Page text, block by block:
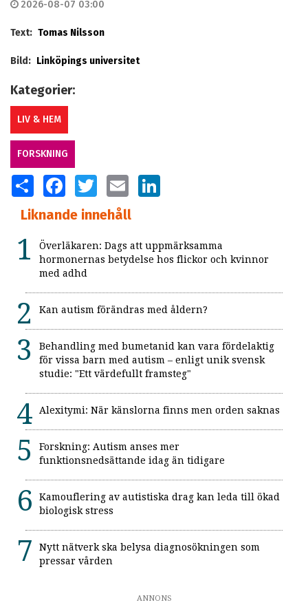
2026-08-07 03:00
Text: Tomas Nilsson
Bild: Linköpings universitet
Kategorier:
LIV & HEM
FORSKNING
SHARE FACEBOOKTWITTER EMAIL
Liknande innehåll
Överläkaren: Dags att uppmärksamma
hormonernas betydelse hos flickor och kvinnor
med adhd
Kan autism förändras med åldern?
Behandling med bumetanid kan vara fördelaktig
för vissa barn med autism – enligt unik svensk
studie: "Ett värdefullt framsteg"
Alexitymi: När känslorna finns men orden saknas
Forskning: Autism anses mer
funktionsnedsättande idag än tidigare
Kamouflering av autistiska drag kan leda till ökad
biologisk stress
Nytt nätverk ska belysa diagnosökningen som
pressar vården
ANNONS